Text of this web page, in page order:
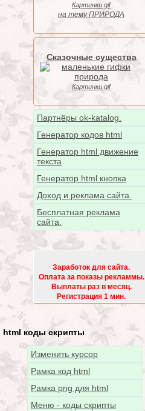
Картинки gif
на тему ПРИРОДА
Сказочные существа
Картинки gif
Партнёры ok-katalog.
Генератор кодов html
Генератор html движение
текста
Генератор html кнопка
Доход и реклама сайта.
Бесплатная реклама
сайта.
Заработок для сайта.
Оплата за показы рекламмы.
Выплаты раз в месяц.
Регистрация 1 мин.
html коды скрипты
Изменить курсор
Рамка код html
Рамка png для html
Меню - коды скрипты